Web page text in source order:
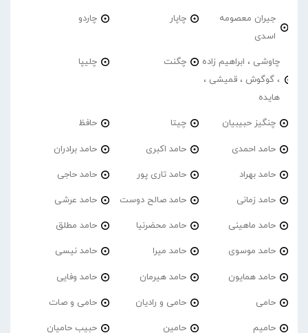
جیران معصومه
اسدی
چاپار چاردو
چاوشی ، ابراهیم زاده
، گوگوش ، قمیشی ،
هایده
چگنت چلیپا
چنگیز حبیبیان چیتا حافظ
حامد احمدی حامد اکبری حامد برادران
حامد بهراد حامد تاری پور حامد حاجی
حامد زمانی حامد صالح دوست حامد عرشی
حامد ماهینی حامد محضرنیا حامد مطلق
حامد موسوی حامد میرا حامد نیسی
حامد همایون حامد هیرمان حامد وفایی
حامی حامی و رادیان حامی و صات
حامیم حامین حبیب حامیان